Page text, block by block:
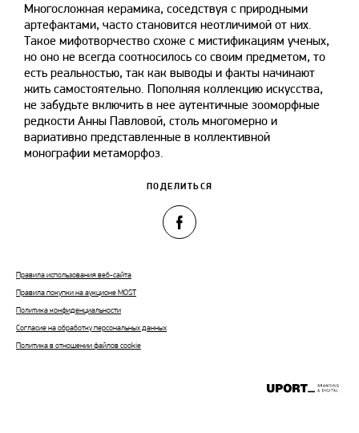
Многосложная керамика, соседствуя с природными
артефактами, часто становится неотличимой от них.
Такое мифотворчество схоже с мистификациям ученых,
но оно не всегда соотносилось со своим предметом, то
есть реальностью, так как выводы и факты начинают
жить самостоятельно. Пополняя коллекцию искусства,
не забудьте включить в нее аутентичные зооморфные
редкости Анны Павловой, столь многомерно и
вариативно представленные в коллективной
монографии метаморфоз.
ПОДЕЛИТЬСЯ
Правила использования веб-сайта
Правила покупки на аукционе MOST
Политика конфиденциальности
Согласие на обработку персональных данных
Политика в отношении файлов cookie